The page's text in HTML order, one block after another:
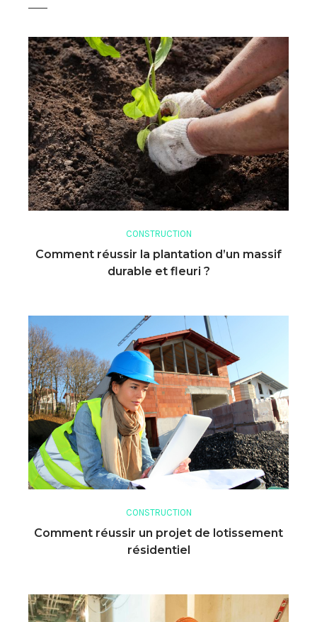
CONSTRUCTION
Comment réussir la plantation d’un massif
durable et fleuri ?
CONSTRUCTION
Comment réussir un projet de lotissement
résidentiel